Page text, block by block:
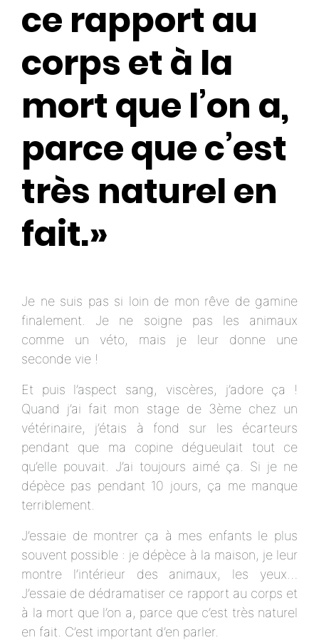
ce rapport au
corps et à la
mort que l’on a,
parce que c’est
très naturel en
fait.»
Je ne suis pas si loin de mon rêve de gamine
finalement. Je ne soigne pas les animaux
comme un véto, mais je leur donne une
seconde vie !
Et puis l’aspect sang, viscères, j’adore ça !
Quand j’ai fait mon stage de 3ème chez un
vétérinaire, j’étais à fond sur les écarteurs
pendant que ma copine dégueulait tout ce
qu’elle pouvait. J’ai toujours aimé ça. Si je ne
dépèce pas pendant 10 jours, ça me manque
terriblement.
J’essaie de montrer ça à mes enfants le plus
souvent possible : je dépèce à la maison, je leur
montre l’intérieur des animaux, les yeux…
J’essaie de dédramatiser ce rapport au corps et
à la mort que l’on a, parce que c’est très naturel
en fait. C’est important d’en parler.